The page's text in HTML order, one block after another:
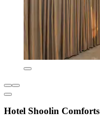
Hotel Shoolin Comforts